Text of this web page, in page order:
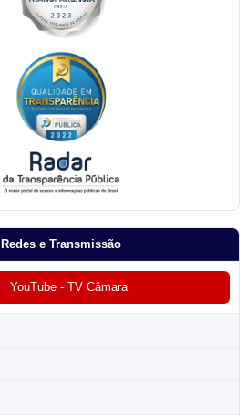
Redes e Transmissão
YouTube - TV Câmara